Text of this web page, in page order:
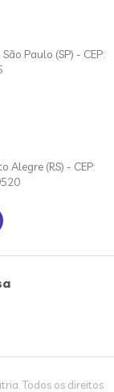
Paulo (SP) - CEP:
Alegre (RS) - CEP:
Todos os direitos